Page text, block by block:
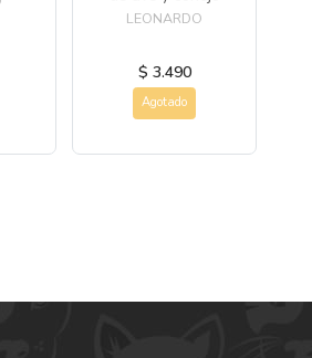
LEONARDO
$ 3.490
Agotado